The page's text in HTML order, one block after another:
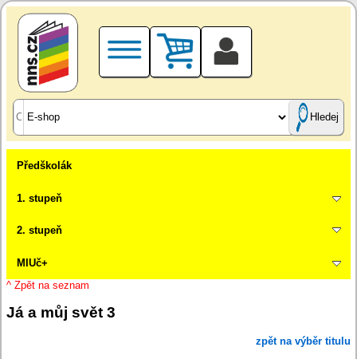
Hledej
Předškolák
1. stupeň
2. stupeň
MIUč+
^ Zpět na seznam
Já a můj svět 3
zpět na výběr titulu